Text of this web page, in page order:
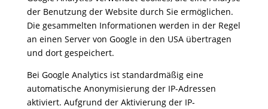
der Benutzung der Website durch Sie ermöglichen.
Die gesammelten Informationen werden in der Regel
an einen Server von Google in den USA übertragen
und dort gespeichert.
Bei Google Analytics ist standardmäßig eine
automatische Anonymisierung der IP-Adressen
aktiviert. Aufgrund der Aktivierung der IP-